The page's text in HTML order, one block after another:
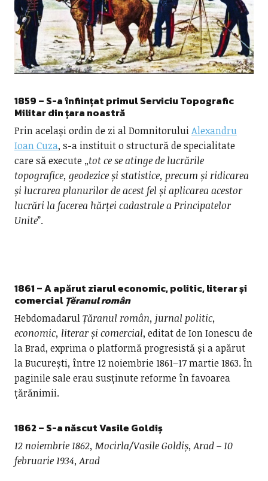
1859 – S-a înființat primul Serviciu Topografic
Militar din țara noastră
Prin același ordin de zi al DomnitoruluiAlexandru
Ioan Cuza, s-a instituit o structură de specialitate
care să execute „tot ce se atinge de lucrările
topografice, geodezice și statistice, precum și ridicarea
și lucrarea planurilor de acest fel și aplicarea acestor
lucrări la facerea hărței cadastrale a Principatelor
Unite”.
1861 – A apărut ziarul economic, politic, literar și
comercial Țĕranul român
HebdomadarulȚăranul român, jurnal politic,
economic, literar și comercial, editat de Ion Ionescu de
la Brad, exprima o platformă progresistă și a apărut
la București, între 12 noiembrie 1861–17 martie 1863. În
paginile sale erau susținute reforme în favoarea
țărănimii.
1862 – S-a născutVasile Goldiș
12 noiembrie 1862, Mocirla/Vasile Goldiș, Arad – 10
februarie 1934, Arad